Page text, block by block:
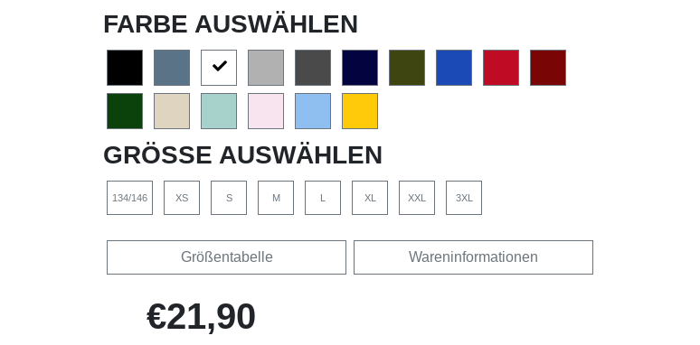
FARBE AUSWÄHLEN
GRÖSSE AUSWÄHLEN
134/146 XS S M L XL XXL 3XL
Größentabelle Wareninformationen
€21,90